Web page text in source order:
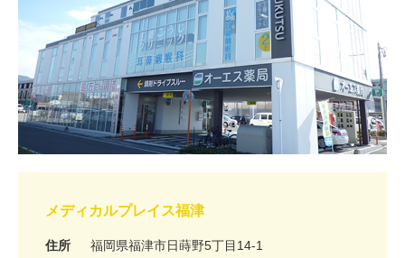
メディカルプレイス福津
住所 福岡県福津市日蒔野5丁目14-1